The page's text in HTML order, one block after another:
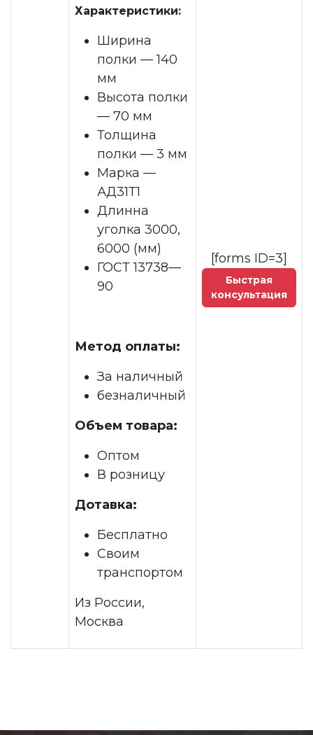
Характеристики:
Ширина
полки — 140
мм
Высота полки
— 70 мм
Толщина
полки — 3 мм
Марка —
АД31Т1
Длинна
уголка 3000,
6000 (мм)
ГОСТ 13738—
90
Метод оплаты:
За наличный
безналичный
Объем товара:
Оптом
В розницу
Дотавка:
Бесплатно
Своим
транспортом
Из России,
Москва
[forms ID=3]
Быстрая
консультация